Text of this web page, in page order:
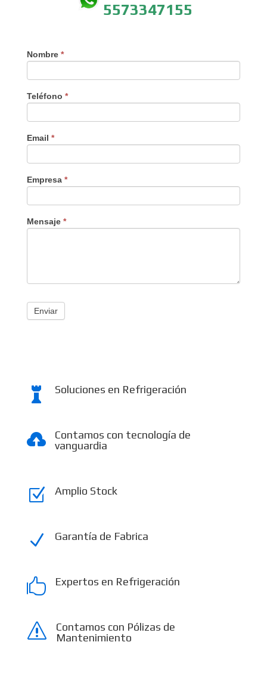
5573347155
Nombre *
Teléfono *
Email *
Empresa *
Mensaje *
Enviar
 Soluciones en Refrigeración

Contamos con tecnología de
vanguardia
Z Amplio Stock
N Garantía de Fabrica
 Expertos en Refrigeración
s
Contamos con Pólizas de
Mantenimiento